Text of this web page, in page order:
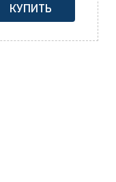
КУПИТЬ